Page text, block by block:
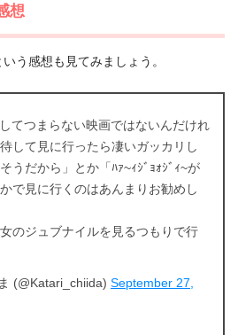
想
いう感想も見てみましょう。
てつまらない映画ではないんだけれ
して見に行ったら凄いガッカリし
うだから」とか「ﾊｧ~ｨｼﾞｮｫｼﾞｨ~が
で見に行くのはあんまりお勧めし
のジュブナイルを見るつもりで行
(@Katari_chiida) September 27,